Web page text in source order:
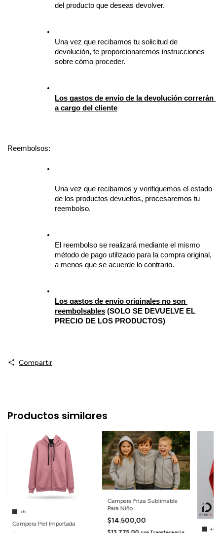
del producto que deseas devolver.
Una vez que recibamos tu solicitud de
devolución, te proporcionaremos instrucciones
sobre cómo proceder.
Los gastos de envío de la devolución correrán
a cargo del cliente
Reembolsos:
Una vez que recibamos y verifiquemos el estado
de los productos devueltos, procesaremos tu
reembolso.
El reembolso se realizará mediante el mismo
método de pago utilizado para la compra original,
a menos que se acuerde lo contrario.
Los gastos de envío originales no son
reembolsables (SOLO SE DEVUELVE EL
PRECIO DE LOS PRODUCTOS)
Compartir
Productos similares
+6
Campera Piel Importada
Campera Friza Sublimable
Para Niño
$14.500,00
+5